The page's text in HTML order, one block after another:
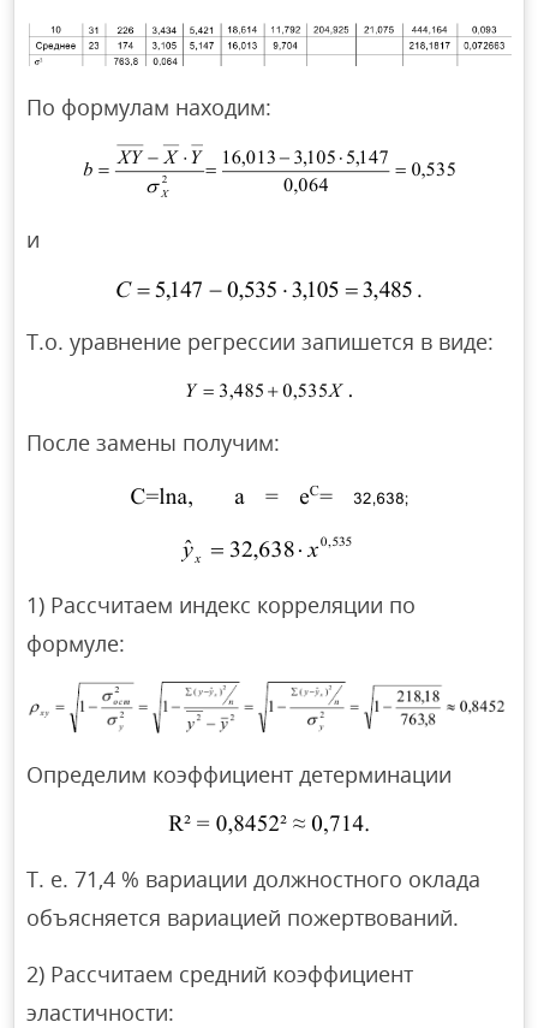
По формулам находим:
и
Т.о. уравнение регрессии запишется в виде:
После замены получим:
1) Рассчитаем индекс корреляции по
формуле:
Определим коэффициент детерминации
Т. е. 71,4 % вариации должностного оклада
объясняется вариацией пожертвований.
2) Рассчитаем средний коэффициент
эластичности: